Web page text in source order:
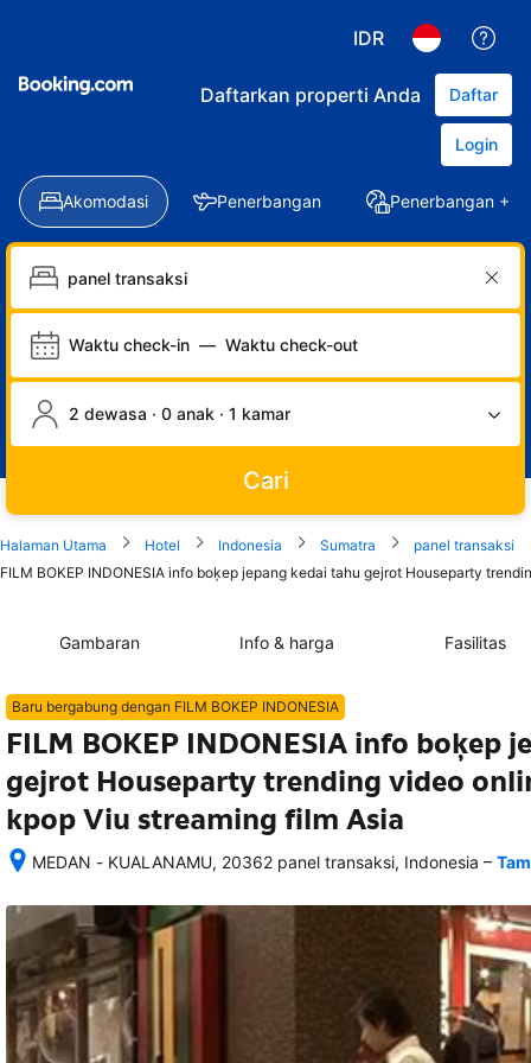
IDR
Daftarkan properti Anda Daftar
Login
Akomodasi Penerbangan Penerbangan +
Waktu check-in — Waktu check-out
2 dewasa · 0 anak · 1 kamar
Cari
Halaman Utama Hotel Indonesia Sumatra
panel transaksi
FILM BOKEP INDONESIA info boķep jepang kedai tahu gejrot Houseparty
Gambaran Info & harga Fasilitas
Baru bergabung dengan FILM BOKEP INDONESIA
FILM BOKEP INDONESIA info boķep
gejrot Houseparty trending video
kpop Viu streaming film Asia
MEDAN - KUALANAMU, 20362 panel transaksi, Indonesia
memesan,
semua
rincian
akomodasi
termasuk
nomor
telepon
–